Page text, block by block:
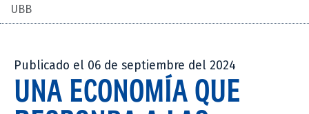
UBB
Publicado el 06 de septiembre del 2024
UNA ECONOMÍA QUE